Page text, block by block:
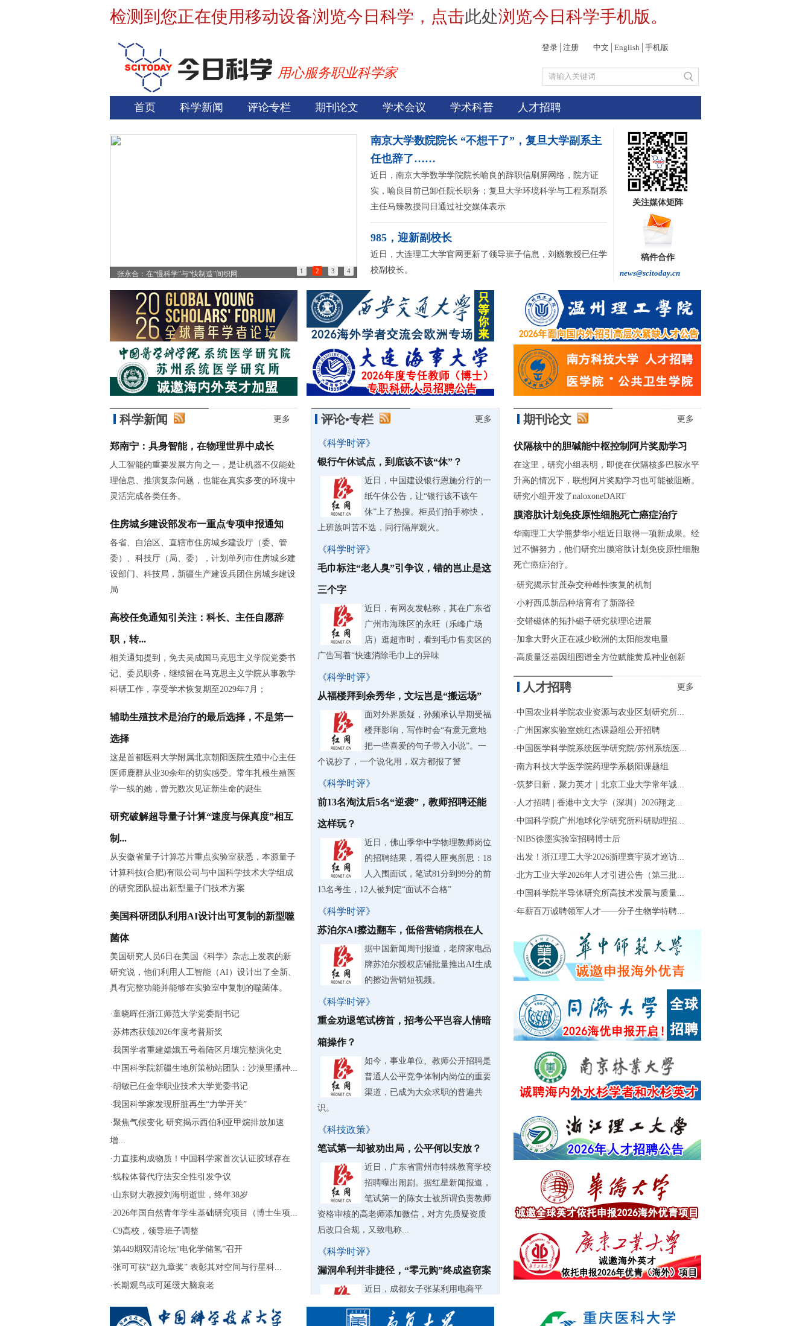
检测到您正在使用移动设备浏览今日科学，点击此处浏览今日科学手机版。
用心服务职业科学家
登录 注册 中文 English 手机版
首页 科学新闻 评论专栏 期刊论文 学术会议 学术科普 人才招聘
张永合：在“慢科学”与“快制造”间织网 85岁诺奖得主：做学问简直是世界上最有趣的事情 王继红: 做自主创新的“追光者”
1 2 3 4
南京大学数院院长 “不想干了”，复旦大学副系主
任也辞了……
近日，南京大学数学学院院长喻良的辞职信刷屏网络，院方证
实，喻良目前已卸任院长职务；复旦大学环境科学与工程系副系
主任马臻教授同日通过社交媒体表示
985，迎新副校长
近日，大连理工大学官网更新了领导班子信息，刘巍教授已任学
校副校长。
关注媒体矩阵
稿件合作
news@scitoday.cn
科学新闻 更多
郑南宁：具身智能，在物理世界中成长
人工智能的重要发展方向之一，是让机器不仅能处
理信息、推演复杂问题，也能在真实多变的环境中
灵活完成各类任务。
住房城乡建设部发布一重点专项申报通知
各省、自治区、直辖市住房城乡建设厅（委、管
委）、科技厅（局、委），计划单列市住房城乡建
设部门、科技局，新疆生产建设兵团住房城乡建设
局
高校任免通知引关注：科长、主任自愿辞
职，转...
相关通知提到，免去吴成国马克思主义学院党委书
记、委员职务，继续留在马克思主义学院从事教学
科研工作，享受学术恢复期至2029年7月；
辅助生殖技术是治疗的最后选择，不是第一
选择
这是首都医科大学附属北京朝阳医院生殖中心主任
医师鹿群从业30余年的切实感受。常年扎根生殖医
学一线的她，曾无数次见证新生命的诞生
研究破解超导量子计算“速度与保真度”相互
制...
从安徽省量子计算芯片重点实验室获悉，本源量子
计算科技(合肥)有限公司与中国科学技术大学组成
的研究团队提出新型量子门技术方案
美国科研团队利用AI设计出可复制的新型噬
菌体
美国研究人员6日在美国《科学》杂志上发表的新
研究说，他们利用人工智能（AI）设计出了全新、
具有完整功能并能够在实验室中复制的噬菌体。
·童晓晖任浙江师范大学党委副书记
·苏炜杰获颁2026年度考普斯奖
·我国学者重建嫦娥五号着陆区月壤完整演化史
·中国科学院新疆生地所策勒站团队：沙漠里播种...
·胡敏已任金华职业技术大学党委书记
·我国科学家发现肝脏再生“力学开关”
·聚焦气候变化 研究揭示西伯利亚甲烷排放加速
增...
· 力直接构成物质！中国科学家首次认证胶球存在
·线粒体替代疗法安全性引发争议
· 山东财大教授刘海明逝世，终年38岁
·2026年国自然青年学生基础研究项目（博士生项...
·C9高校，领导班子调整
·第449期双清论坛“电化学储氢”召开
·张可可获“赵九章奖” 表彰其对空间与行星科...
·长期观鸟或可延缓大脑衰老
评论•专栏 更多
《科学时评》
银行午休试点，到底该不该“休”？
近日，中国建设银行恩施分行的一
纸午休公告，让“银行该不该午
休”上了热搜。柜员们拍手称快，
上班族叫苦不迭，同行隔岸观火。
《科学时评》
毛巾标注“老人臭”引争议，错的岂止是这
三个字
近日，有网友发帖称，其在广东省
广州市海珠区的永旺（乐峰广场
店）逛超市时，看到毛巾售卖区的
广告写着“快速消除毛巾上的异味
《科学时评》
从福楼拜到余秀华，文坛岂是“搬运场”
面对外界质疑，孙频承认早期受福
楼拜影响，写作时会“有意无意地
把一些喜爱的句子带入小说”。一
个说抄了，一个说化用，双方都报了警
《科学时评》
前13名淘汰后5名“逆袭”，教师招聘还能
这样玩？
近日，佛山季华中学物理教师岗位
的招聘结果，看得人匪夷所思：18
人入围面试，笔试81分到99分的前
13名考生，12人被判定“面试不合格”
《科学时评》
苏泊尔AI擦边翻车，低俗营销病根在人
据中国新闻周刊报道，老牌家电品
牌苏泊尔授权店铺批量推出AI生成
的擦边营销短视频。
《科学时评》
重金劝退笔试榜首，招考公平岂容人情暗
箱操作？
如今，事业单位、教师公开招聘是
普通人公平竞争体制内岗位的重要
渠道，已成为大众求职的普遍共
识。
《科技政策》
笔试第一却被劝出局，公平何以安放？
近日，广东省雷州市特殊教育学校
招聘曝出闹剧。据红星新闻报道，
笔试第一的陈女士被所谓负责教师
资格审核的高老师添加微信，对方先质疑资质
后改口合规，又致电称...
《科学时评》
漏洞牟利并非捷径，“零元购”终成盗窃案
近日，成都女子张某利用电商平
台“以旧换新”活动漏洞，不花一分
钱“零元购”三千余台家电，不仅自
期刊论文 更多
伏隔核中的胆碱能中枢控制阿片奖励学习
在这里，研究小组表明，即使在伏隔核多巴胺水平
升高的情况下，联想阿片奖励学习也可能被阻断。
研究小组开发了naloxoneDART
膜溶肽计划免疫原性细胞死亡癌症治疗
华南理工大学熊梦华小组近日取得一项新成果。经
过不懈努力，他们研究出膜溶肽计划免疫原性细胞
死亡癌症治疗。
·研究揭示甘蔗杂交种雌性恢复的机制
·小籽西瓜新品种培育有了新路径
·交错磁体的拓扑磁子研究获理论进展
· 加拿大野火正在减少欧洲的太阳能发电量
· 高质量泛基因组图谱全方位赋能黄瓜种业创新
人才招聘 更多
·中国农业科学院农业资源与农业区划研究所...
· 广州国家实验室姚红杰课题组公开招聘
·中国医学科学院系统医学研究院/苏州系统医...
·南方科技大学医学院药理学系杨阳课题组
·筑梦日新，聚力英才｜北京工业大学常年诚...
· 人才招聘 | 香港中文大学（深圳）2026翔龙...
·中国科学院广州地球化学研究所科研助理招...
·NIBS徐墨实验室招聘博士后
· 出发！浙江理工大学2026浙理寰宇英才巡访...
·北方工业大学2026年人才引进公告（第三批...
·中国科学院半导体研究所高技术发展与质量...
·年薪百万诚聘领军人才——分子生物学特聘...